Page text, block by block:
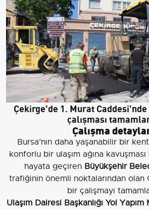
Çekirge'de 1. Murat
çalışması
Çalışma
Bursa’nın daha yaşanabilir bir
konforlu bir ulaşım ağına
hayata geçiren Büyükşehir
trafiğinin önemli noktalarından olan
bir çalışmayı
Ulaşım Dairesi Başkanlığı Yol